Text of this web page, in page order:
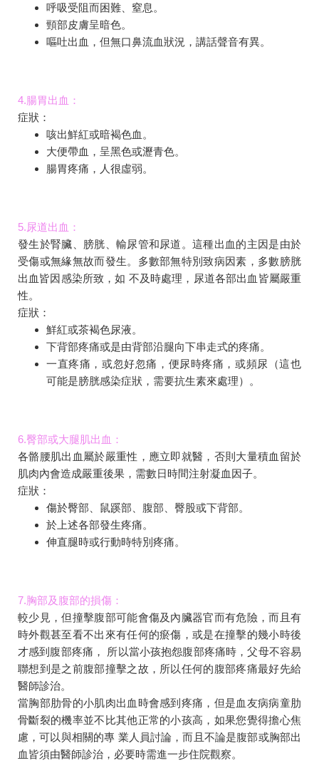
呼吸受阻而困難、窒息。
頸部皮膚呈暗色。
嘔吐出血，但無口鼻流血狀況，講話聲音有異。
4.腸胃出血：
症狀：
咳出鮮紅或暗褐色血。
大便帶血，呈黑色或瀝青色。
腸胃疼痛，人很虛弱。
5.尿道出血：
發生於腎臟、膀胱、輸尿管和尿道。這種出血的主因是由於
受傷或無緣無故而發生。多數部無特別致病因素，多數膀胱
出血皆因感染所致，如 不及時處理，尿道各部出血皆屬嚴重
性。
症狀：
鮮紅或茶褐色尿液。
下背部疼痛或是由背部沿腿向下串走式的疼痛。
一直疼痛，或忽好忽痛，便尿時疼痛，或頻尿（這也
可能是膀胱感染症狀，需要抗生素來處理）。
6.臀部或大腿肌出血：
各骼腰肌出血屬於嚴重性，應立即就醫，否則大量積血留於
肌肉內會造成嚴重後果，需數日時間注射凝血因子。
症狀：
傷於臀部、鼠蹊部、腹部、臀股或下背部。
於上述各部發生疼痛。
伸直腿時或行動時特別疼痛。
7.胸部及腹部的損傷：
較少見，但撞擊腹部可能會傷及內臟器官而有危險，而且有
時外觀甚至看不出來有任何的瘀傷，或是在撞擊的幾小時後
才感到腹部疼痛， 所以當小孩抱怨腹部疼痛時，父母不容易
聯想到是之前腹部撞擊之故，所以任何的腹部疼痛最好先給
醫師診治。
當胸部肋骨的小肌肉出血時會感到疼痛，但是血友病病童肋
骨斷裂的機率並不比其他正常的小孩高，如果您覺得擔心焦
慮，可以與相關的專 業人員討論，而且不論是腹部或胸部出
血皆須由醫師診治，必要時需進一步住院觀察。